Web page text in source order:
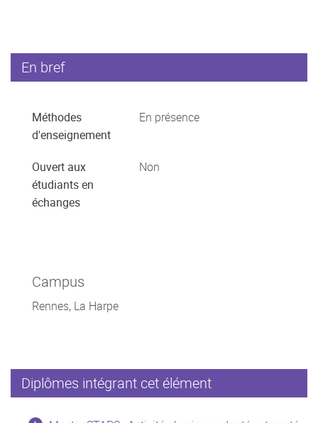
En bref
Méthodes
d'enseignement
En présence
Ouvert aux
étudiants en
échanges
Non
Campus
Rennes, La Harpe
Diplômes intégrant cet élément